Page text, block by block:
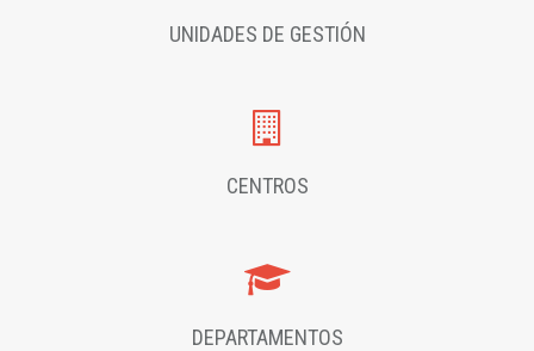
UNIDADES DE GESTIÓN
CENTROS
DEPARTAMENTOS